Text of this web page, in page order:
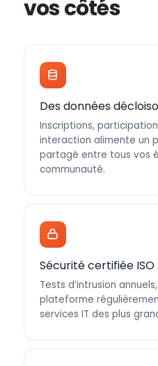
vos côtés
Des données
Inscriptions,
interaction alimente un
partagé entre tous vos
communauté.
Sécurité certifiée ISO
Tests d’intrusion
plateforme
services IT des plus